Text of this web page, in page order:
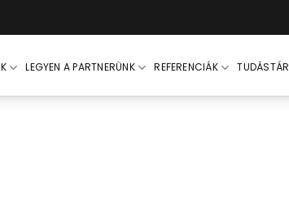
LEGYEN A PARTNERÜNK REFERENCIÁK TUDÁSTÁR